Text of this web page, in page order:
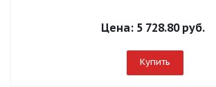
Цена: 5 728.80 руб.
Купить